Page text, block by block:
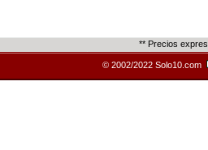
** Precios
© 2002/2022 Solo10.com